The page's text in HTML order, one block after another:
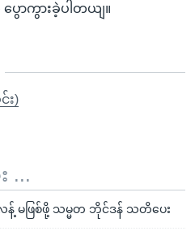
ာကွားခဲ့ပါတယျ။
း)
...
မဖြစ်ဖို့ သမ္မတ ဘိုင်ဒန် သတိပေး